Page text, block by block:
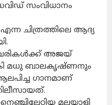
സംവിധാനം
ചിത്രത്തിലെ ആദ്യ
വരികൾക്ക് അജയ്
മധു ബാലകൃഷ്ണനും
ഗാനമാണ്
മലയാളി